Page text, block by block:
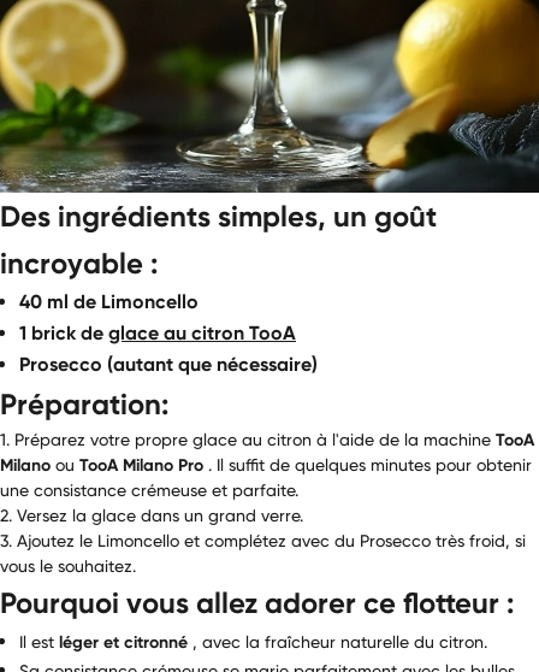
Des ingrédients simples, un goût
incroyable :
40 ml de Limoncello
1 brick de glace au citron TooA
Prosecco (autant que nécessaire)
Préparation:
1. Préparez votre propre glace au citron à l'aide de la machine TooA
Milano ou TooA Milano Pro . Il suffit de quelques minutes pour obtenir
une consistance crémeuse et parfaite.
2. Versez la glace dans un grand verre.
3. Ajoutez le Limoncello et complétez avec du Prosecco très froid, si
vous le souhaitez.
Pourquoi vous allez adorer ce flotteur :
Il est léger et citronné , avec la fraîcheur naturelle du citron.